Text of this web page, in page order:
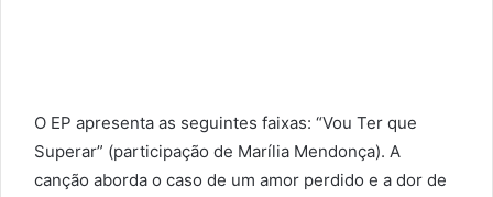
O EP apresenta as seguintes faixas: “Vou Ter que
Superar” (participação de Marília Mendonça). A
canção aborda o caso de um amor perdido e a dor de